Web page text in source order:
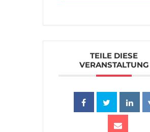
TEILE DIESE
VERANSTALTUNG